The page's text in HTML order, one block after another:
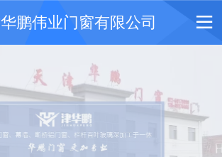
鹏伟业门窗有限公司